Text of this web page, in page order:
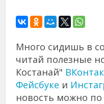
Много сидишь в
читай полезные
Костанай"
Фейсбуке и
новость можно